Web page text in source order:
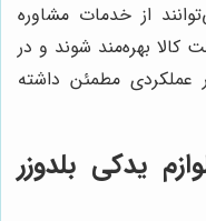
از خدمات مشاوره
کالا بهره‌مند شوند و در
عملکردی مطمئن داشته
یدکی بلدوزر